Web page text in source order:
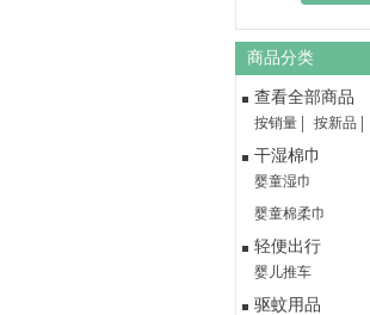
商品分类
查看全部商品
按销量 按新品
干湿棉巾
婴童湿巾
婴童棉柔巾
轻便出行
婴儿推车
驱蚊用品